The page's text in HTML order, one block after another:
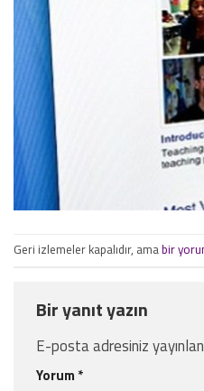
Geri izlemeler kapalıdır, amabir
Bir yanıt yazın
E-posta adresiniz
Yorum *